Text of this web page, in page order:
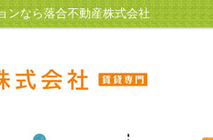
ンなら落合不動産株式会社